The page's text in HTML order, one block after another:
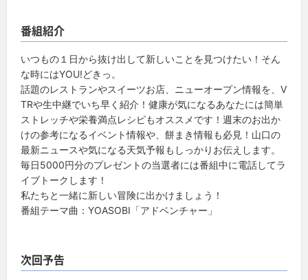
番組紹介
いつもの１日から抜け出して新しいことを見つけたい！そん
な時にはYOU!どきっ。
話題のレストランやスイーツお店、ニューオープン情報を、V
TRや生中継でいち早く紹介！健康が気になるあなたには簡単
ストレッチや栄養満点レシピもオススメです！週末のお出か
けの参考になるイベント情報や、餅まき情報も必見！山口の
最新ニュースや気になる天気予報もしっかりお伝えします。
毎日5000円分のプレゼントの当選者には番組中に電話してラ
イブトークします！
私たちと一緒に新しい冒険に出かけましょう！
番組テーマ曲：YOASOBI「アドベンチャー」
次回予告